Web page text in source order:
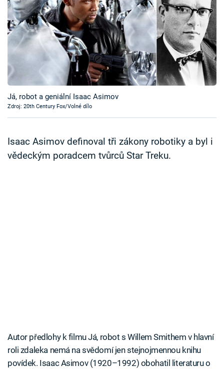
Pořady
TV Program
Časopis
Sledujte prima+
Sledujte nás
Já, robot a geniální Isaac Asimov
Zdroj: 20th Century Fox/Volné dílo
Isaac Asimov definoval tři zákony robotiky a byl i
vědeckým poradcem tvůrců Star Treku.
Autor předlohy k filmu Já, robot s Willem Smithem v hlavní
roli zdaleka nemá na svědomí jen stejnojmennou knihu
povídek. Isaac Asimov (1920–1992) obohatil literaturu o